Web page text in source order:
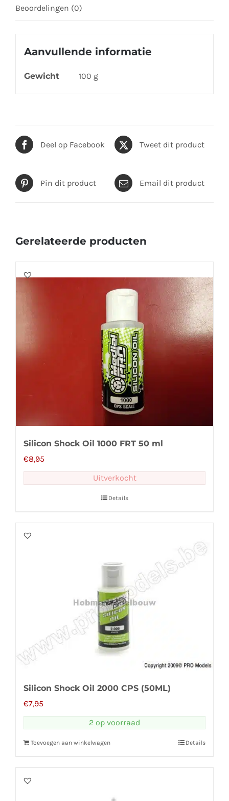
Beoordelingen (0)
Aanvullende informatie
Gewicht 100 g
Deel op Facebook Tweet dit product
Pin dit product Email dit product
Gerelateerde producten
Silicon Shock Oil 1000 FRT 50 ml
€8,95
Uitverkocht
Details
Silicon Shock Oil 2000 CPS (50ML)
€7,95
2 op voorraad
Toevoegen aan winkelwagen Details